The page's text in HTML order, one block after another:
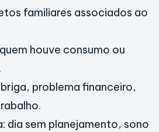
familiares associados ao
houve consumo ou
problema financeiro,
dia sem planejamento, sono